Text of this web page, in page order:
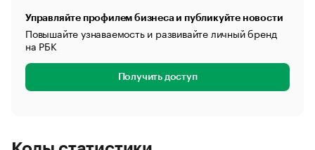
Управляйте профилем бизнеса и публикуйте новости
Повышайте узнаваемость и развивайте личный бренд
на РБК
Получить доступ